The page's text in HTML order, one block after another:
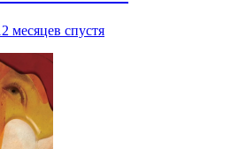
месяцев спустя